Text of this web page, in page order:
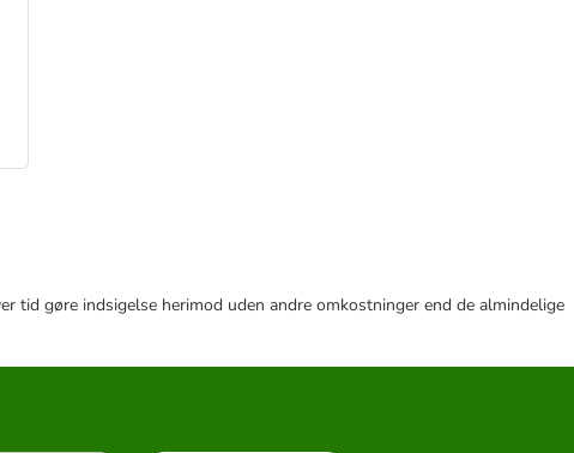
tid gøre indsigelse herimod uden andre omkostninger end de almindelige